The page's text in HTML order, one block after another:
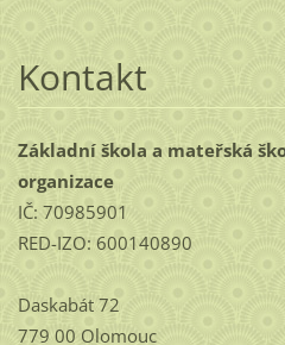
Kontakt
Základní škola a mateřská
organizace
IČ: 70985901
RED-IZO: 600140890
Daskabát 72
779 00 Olomouc